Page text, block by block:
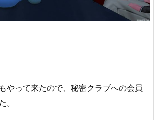
やって来たので、秘密クラブへの会員
。